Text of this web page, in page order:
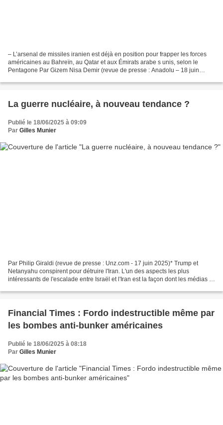
– L’arsenal de missiles iranien est déjà en position pour frapper les forces
américaines au Bahreïn, au Qatar et aux Émirats arabe s unis, selon le
Pentagone Par Gizem Nisa Demir (revue de presse : Anadolu – 18 juin
La guerre nucléaire, à nouveau tendance ?
Publié le 18/06/2025 à 09:09
Par Gilles Munier
Par Philip Giraldi (revue de presse : Unz.com - 17 juin 2025)* Trump et
Netanyahu conspirent pour détruire l'Iran. L'un des aspects les plus
intéressants de l'escalade entre Israël et l'Iran est la façon dont les médias et
Financial Times : Fordo indestructible même par
les bombes anti-bunker américaines
Publié le 18/06/2025 à 08:18
Par Gilles Munier